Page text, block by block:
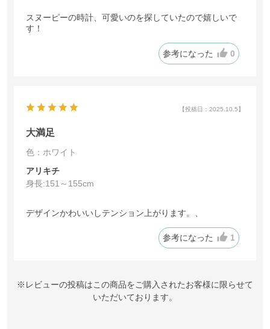
スヌーピーの時計、可愛いのを探していたので嬉しいで
す！
参考になった 0
【投稿日：2025.10.5】
大満足
色：ホワイト
アリキチ
身長:151～155cm
デザインかわいいしテンション上がります。、
参考になった 1
※レビューの投稿はこの商品をご購入されたお客様に限らせて
いただいております。